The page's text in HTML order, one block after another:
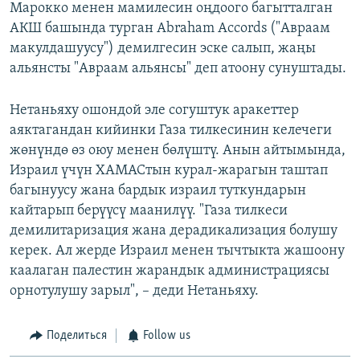
Марокко менен мамилесин оңдоого багытталган
АКШ башында турган Abraham Accords ("Авраам
макулдашуусу") демилгесин эске салып, жаңы
альянсты "Авраам альянсы" деп атоону сунуштады.
Нетаньяху ошондой эле согуштук аракеттер
аяктагандан кийинки Газа тилкесинин келечеги
жөнүндө өз оюу менен бөлүштү. Анын айтымында,
Израил үчүн ХАМАСтын курал-жарагын таштап
багынуусу жана бардык израил туткундарын
кайтарып берүүсү маанилүү. "Газа тилкеси
демилитаризация жана дерадикализация болушу
керек. Ал жерде Израил менен тычтыкта жашоону
каалаган палестин жарандык администрациясы
орнотулушу зарыл", – деди Нетаньяху.
Поделиться Follow us